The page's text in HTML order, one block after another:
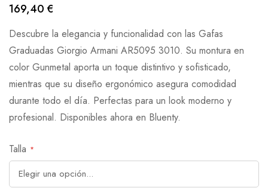
169,40 €
Descubre la elegancia y funcionalidad con las Gafas
Graduadas Giorgio Armani AR5095 3010. Su montura en
color Gunmetal aporta un toque distintivo y sofisticado,
mientras que su diseño ergonómico asegura comodidad
durante todo el día. Perfectas para un look moderno y
profesional. Disponibles ahora en Bluenty.
Talla